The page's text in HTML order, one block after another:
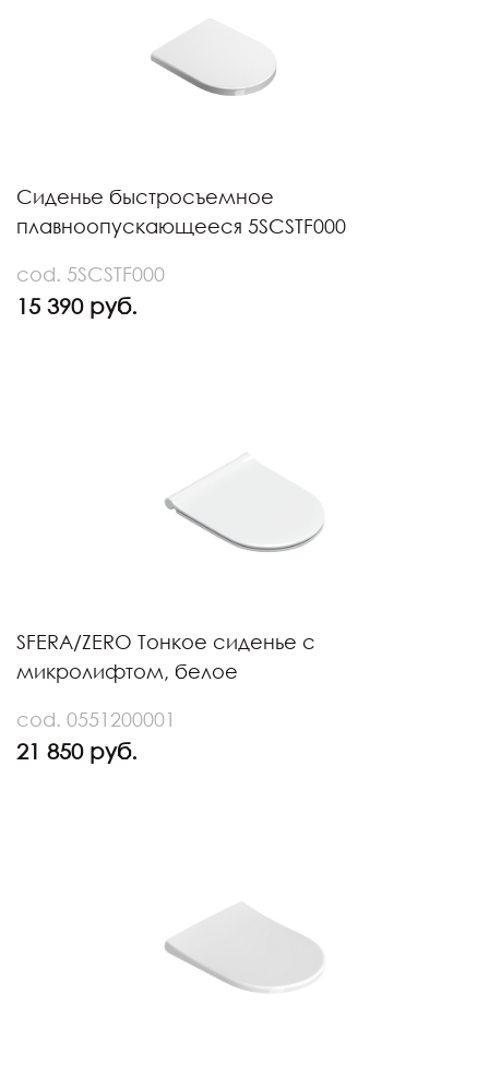
Сиденье быстросъемное
плавноопускающееся 5SCSTF000
cod. 5SCSTF000
15 390 руб.
SFERA/ZERO Тонкое сиденье с
микролифтом, белое
cod. 0551200001
21 850 руб.